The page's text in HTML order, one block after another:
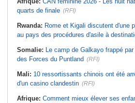
quarts de finale (RFI)
Rwanda: Rome et Kigali discutent d'une
au pays des procédures d'asile à
Somalie: Le camp de Galkayo frappé
des Forces du Puntland (RFI)
Mali: 10 ressortissants chinois ont été
d'un casino clandestin (RFI)
Afrique: Comment mieux élever ses